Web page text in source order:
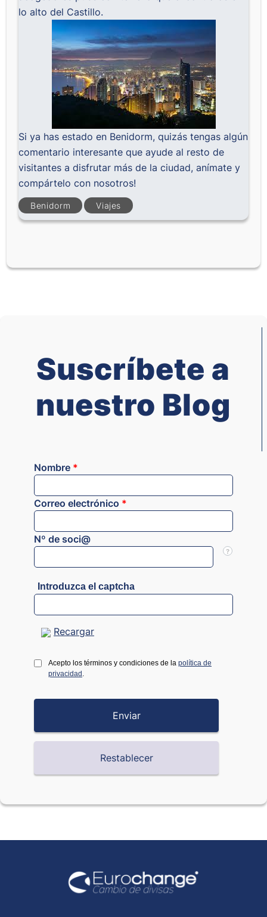
lo alto del Castillo.
Si ya has estado en Benidorm, quizás tengas algún
comentario interesante que ayude al resto de
visitantes a disfrutar más de la ciudad, anímate y
compártelo con nosotros!
Benidorm Viajes
Suscríbete a
nuestro Blog
Nombre *
Correo electrónico *
Nº de soci@
?
Introduzca el captcha
Recargar
Acepto los términos y condiciones de la política de
privacidad .